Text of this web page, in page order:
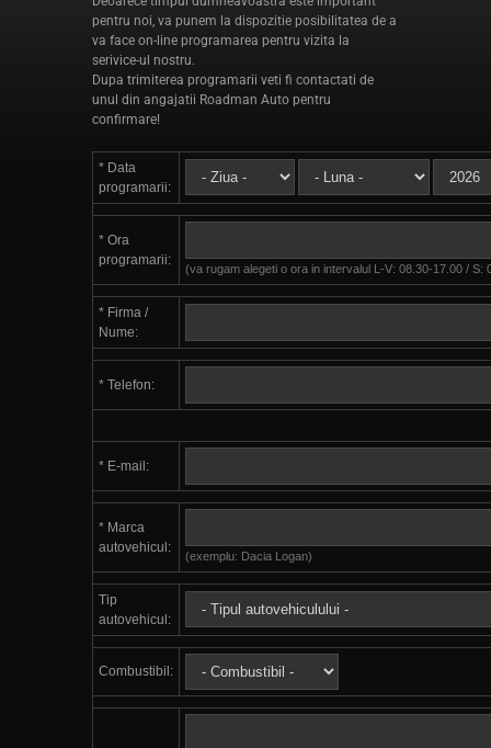
pentru noi, va punem la dispozitie posibilitatea de a
va face on-line programarea pentru vizita la
serivice-ul nostru.
Dupa trimiterea programarii veti fi contactati de
unul din angajatii Roadman Auto pentru
confirmare!
* Data
programarii:
* Ora
programarii:
(va rugam alegeti o ora in intervalul L-V: 08.30-17.00 / S:
* Firma /
Nume:
* Telefon:
* E-mail:
* Marca
autovehicul:
(exemplu: Dacia Logan)
Tip
autovehicul:
Combustibil: